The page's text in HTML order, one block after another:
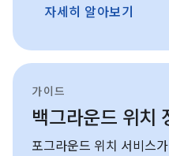
자세히 알아보기
가이드
백그라운드 위치
포그라운드 위치 서비스